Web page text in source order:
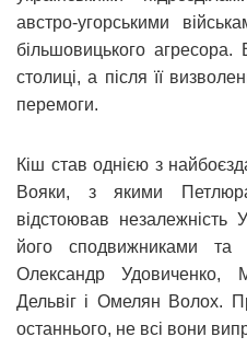
австро-угорськими
більшовицького
столиці, а після її
перемоги.
Кіш став однією з
Вояки, з якими
відстоював незалежність
його сподвижниками
Олександр Удовиченко,
Дельвіг і Омелян Волох.
останнього, не всі вони